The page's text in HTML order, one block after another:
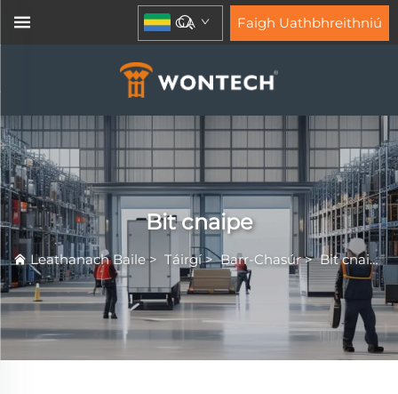
GA Faigh Uathbhreithniú
Bit cnaipe
Leathanach Baile> Táirgí>Barr-Chasúr>Bit cnaipe